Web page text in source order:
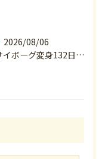
2026/08/06
サイボーグ変身132日目.お知らせ.和歌山.インターハイ.柔道開幕…木曜の朝〜